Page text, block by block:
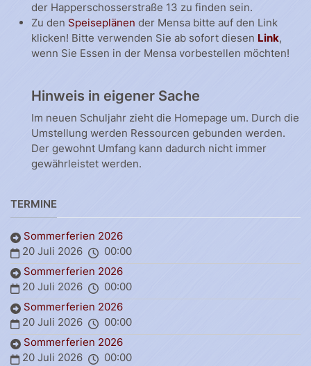
der Happerschosserstraße 13 zu finden sein.
Zu den Speiseplänen der Mensa bitte auf den Link
klicken! Bitte verwenden Sie ab sofort diesen Link,
wenn Sie Essen in der Mensa vorbestellen möchten!
Hinweis in eigener Sache
Im neuen Schuljahr zieht die Homepage um. Durch die
Umstellung werden Ressourcen gebunden werden.
Der gewohnt Umfang kann dadurch nicht immer
gewährleistet werden.
TERMINE
Sommerferien 2026
20 Juli 2026
00:00
Sommerferien 2026
20 Juli 2026
00:00
Sommerferien 2026
20 Juli 2026
00:00
Sommerferien 2026
20 Juli 2026
00:00